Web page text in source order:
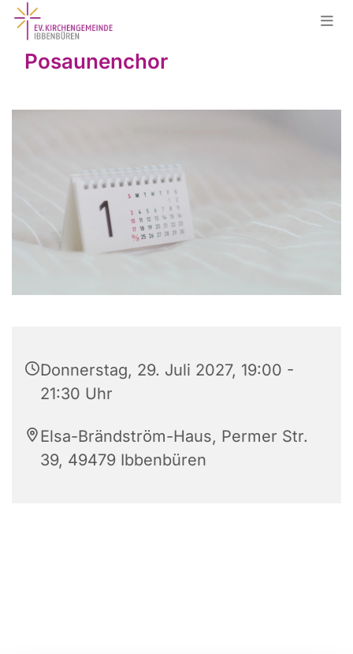
Posaunenchor
Donnerstag, 29. Juli 2027, 19:00 -
21:30 Uhr
Elsa-Brändström-Haus, Permer Str.
39, 49479 Ibbenbüren